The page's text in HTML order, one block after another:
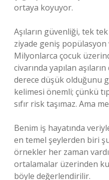
ortaya koyuyor.
Aşıların güvenliği, tek
ziyade geniş
Milyonlarca çocuk
civarında yapılan
derece düşük olduğunu
kelimesi önemli; çünkü
sıfır risk taşımaz. Ama
Benim iş hayatında
en temel şeylerden biri
örnekler her zaman
ortalamalar üzerinden
böyle değerlendirilir.